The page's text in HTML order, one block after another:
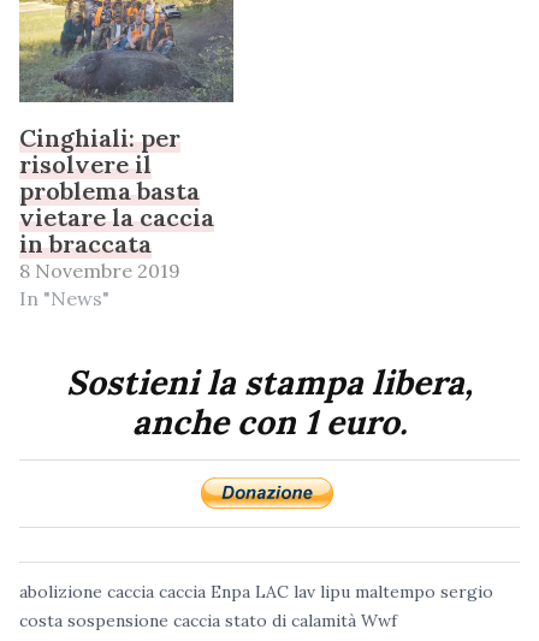
Cinghiali: per
risolvere il
problema basta
vietare la caccia
in braccata
8 Novembre 2019
In "News"
Sostieni la stampa libera,
anche con 1 euro.
abolizione caccia caccia Enpa LAC lav lipu maltempo sergio
costa sospensione caccia stato di calamità Wwf